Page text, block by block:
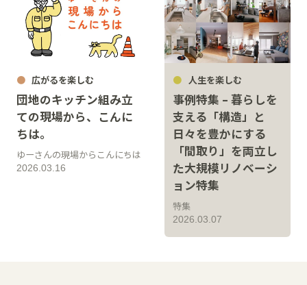
広がるを楽しむ
団地のキッチン組み立
ての現場から、こんに
ちは。
2026.03.16
ゆーさんの現場からこんにちは
人生を楽しむ
事例特集 – 暮らしを
支える「構造」と
日々を豊かにする
「間取り」を両立し
た大規模リノベーシ
ョン特集
2026.03.07
特集